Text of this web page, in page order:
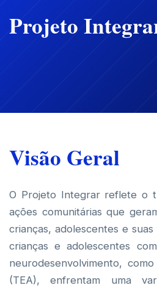
Projeto
Visão Geral
O Projeto Integrar reflete o
ações comunitárias que
crianças, adolescentes e suas
crianças e adolescentes
neurodesenvolvimento,
(TEA), enfrentam uma